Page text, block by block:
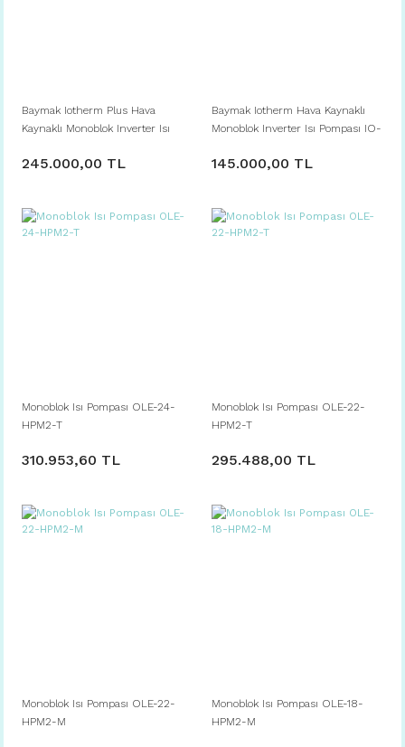
Baymak Iotherm Plus Hava
Kaynaklı Monoblok Inverter Isı
245.000,00 TL
Baymak Iotherm Hava Kaynaklı
Monoblok Inverter Isı Pompası IO-
145.000,00 TL
Monoblok Isı Pompası OLE-24-
HPM2-T
310.953,60 TL
Monoblok Isı Pompası OLE-22-
HPM2-T
295.488,00 TL
Monoblok Isı Pompası OLE-22-
HPM2-M
Monoblok Isı Pompası OLE-18-
HPM2-M